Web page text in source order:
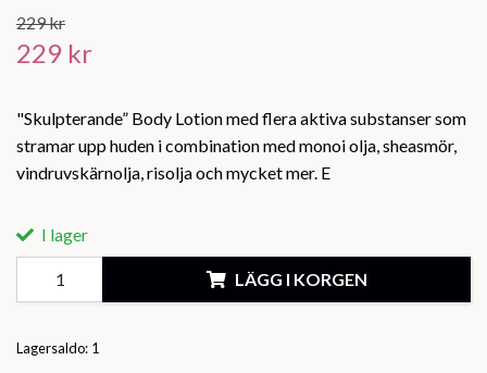
229 kr
229 kr
"Skulpterande” Body Lotion med flera aktiva substanser som
stramar upp huden i combination med monoi olja, sheasmör,
vindruvskärnolja, risolja och mycket mer. E
I lager
LÄGG I KORGEN
Lagersaldo: 1